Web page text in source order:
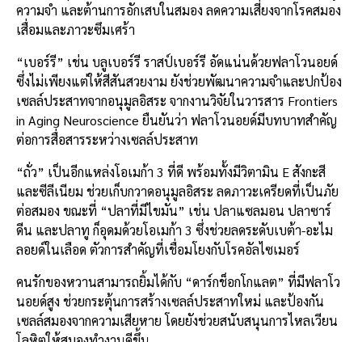
ความจำ และต้านการอักเสบในสมอง ลดความเสี่ยงจากโรคสมอง
เสื่อมและภาวะซึมเศร้า
“เบอร์รี” เช่น บลูเบอร์รี ราสป์เบอร์รี อัดแน่นด้วยฟลาโวนอยด์
ซึ่งไม่เพียงแต่ให้สีสันสวยงาม ยังช่วยพัฒนาความจำและปกป้อง
เซลล์ประสาทจากอนุมูลอิสระ จากงานวิจัยในวารสาร Frontiers
in Aging Neuroscience ยืนยันว่า ฟลาโวนอยด์มีบทบาทสำคัญ
ต่อการสื่อสารระหว่างเซลล์ประสาท
“ถั่ว” เป็นอีกแหล่งโอเมก้า 3 ที่ดี พร้อมทั้งมีวิตามิน E สังกะสี
และซีลีเนียม ช่วยเก็บกวาดอนุมูลอิสระ ลดภาวะเครียดที่เป็นภัย
ต่อสมอง ขณะที่ “ปลาที่มีไขมัน” เช่น ปลาแซลมอน ปลาซาร์
ดีน และปลาทู ก็อุดมด้วยโอเมก้า 3 ซึ่งช่วยลดระดับเบต้า-อะไม
ลอยด์ในเลือด ตัวการสำคัญที่เชื่อมโยงกับโรคอัลไซเมอร์
คนรักของหวานสามารถยิ้มได้กับ “ดาร์กช็อกโกแลต” ที่มีฟลาโว
นอยด์สูง ช่วยกระตุ้นการสร้างเซลล์ประสาทใหม่ และป้องกัน
เซลล์สมองจากความเสียหาย โดยยังช่วยสนับสนุนการไหลเวียน